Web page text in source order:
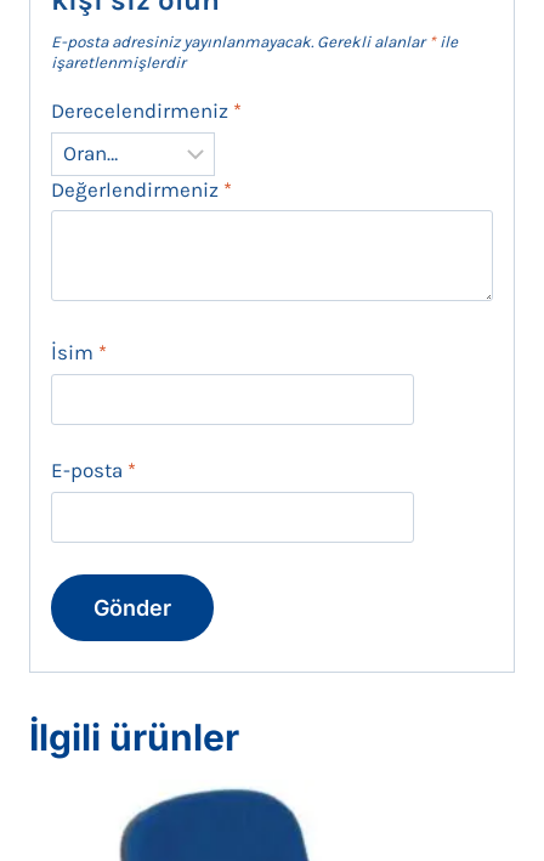
E-posta adresiniz yayınlanmayacak. Gerekli alanlar *ile
işaretlenmişlerdir
Derecelendirmeniz *
Değerlendirmeniz *
İsim *
E-posta *
İlgili ürünler